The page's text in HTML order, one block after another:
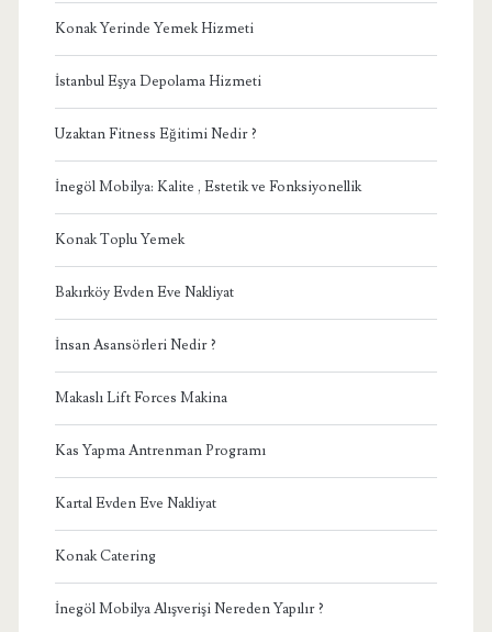
Konak Yerinde Yemek Hizmeti
İstanbul Eşya Depolama Hizmeti
Uzaktan Fitness Eğitimi Nedir ?
İnegöl Mobilya: Kalite , Estetik ve Fonksiyonellik
Konak Toplu Yemek
Bakırköy Evden Eve Nakliyat
İnsan Asansörleri Nedir ?
Makaslı Lift Forces Makina
Kas Yapma Antrenman Programı
Kartal Evden Eve Nakliyat
Konak Catering
İnegöl Mobilya Alışverişi Nereden Yapılır ?